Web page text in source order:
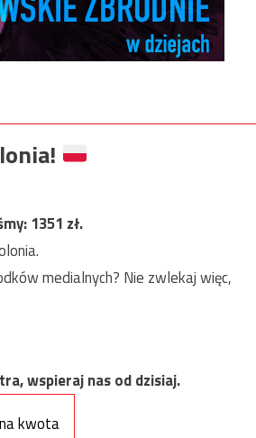
1351 zł.
medialnych? Nie zwlekaj więc,
wspieraj nas od dzisiaj.
kwota